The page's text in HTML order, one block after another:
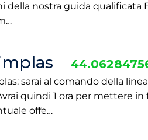
nostra guida qualificata
sarai al comando della
quindi 1 ora per mettere
offe…